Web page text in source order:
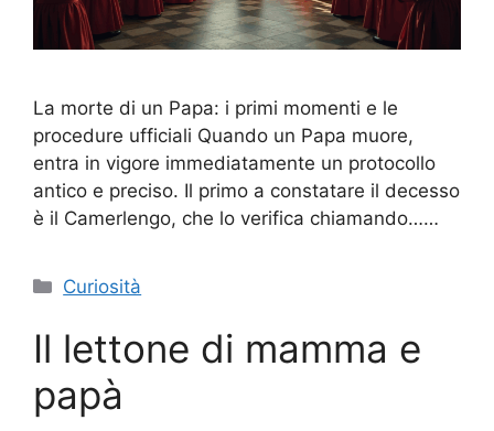
La morte di un Papa: i primi momenti e le
procedure ufficiali Quando un Papa muore,
entra in vigore immediatamente un protocollo
antico e preciso. Il primo a constatare il decesso
è il Camerlengo, che lo verifica chiamando……
Categorie
Curiosità
Il lettone di mamma e
papà